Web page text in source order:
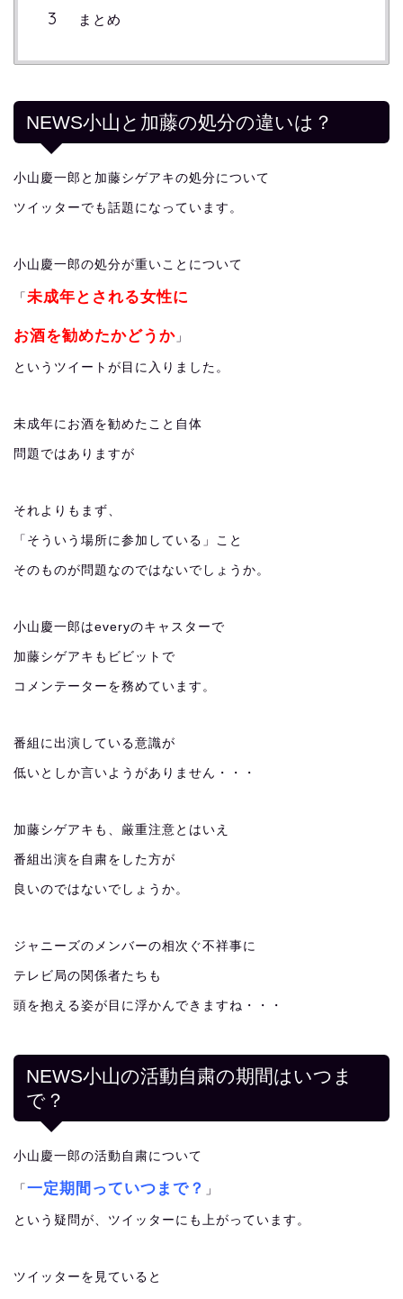
まとめ
NEWS小山と加藤の処分の違いは？
小山慶一郎と加藤シゲアキの処分について
ツイッターでも話題になっています。
小山慶一郎の処分が重いことについて
「 未成年とされる女性に
お酒を勧めたかどうか 」
というツイートが目に入りました。
未成年にお酒を勧めたこと自体
問題ではありますが
それよりもまず、
「そういう場所に参加している」こと
そのものが問題なのではないでしょうか。
小山慶一郎はeveryのキャスターで
加藤シゲアキもビビットで
コメンテーターを務めています。
番組に出演している意識が
低いとしか言いようがありません・・・
加藤シゲアキも、厳重注意とはいえ
番組出演を自粛をした方が
良いのではないでしょうか。
ジャニーズのメンバーの相次ぐ不祥事に
テレビ局の関係者たちも
頭を抱える姿が目に浮かんできますね・・・
NEWS小山の活動自粛の期間はいつま
で？
小山慶一郎の活動自粛について
「 一定期間っていつまで？ 」
という疑問が、ツイッターにも上がっています。
ツイッターを見ていると